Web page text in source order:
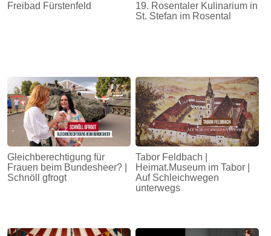
Podcast
Freibad Fürstenfeld
19. Rosentaler Kulinarium in
St. Stefan im Rosental
Gleichberechtigung für
Frauen beim Bundesheer? |
Schnöll gfrogt
Tabor Feldbach |
Heimat.Museum im Tabor |
Auf Schleichwegen
unterwegs